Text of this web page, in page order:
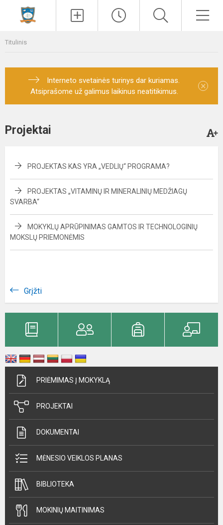
Titulinis
Interneto svetainės turinys dar kuriamas.
Atsiprašome už galimus laikinus neatitikimus.
×
Projektai
PROJEKTAS KAS YRA „VEDLIŲ“ PROGRAMA?
PROJEKTAS „VITAMINŲ IR MINERALINIŲ MEDŽIAGŲ
SVARBA“
MOKYKLŲ APRŪPINIMAS GAMTOS IR TECHNOLOGINIŲ
MOKSLŲ PRIEMONĖMIS
Grįžti
PRIĖMIMAS Į MOKYKLĄ
PROJEKTAI
DOKUMENTAI
MĖNESIO VEIKLOS PLANAS
BIBLIOTEKA
MOKINIŲ MAITINIMAS